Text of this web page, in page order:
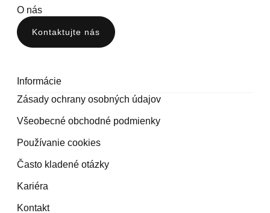
O nás
Kontaktujte nás
Informácie
Zásady ochrany osobných údajov
Všeobecné obchodné podmienky
Používanie cookies
Často kladené otázky
Kariéra
Kontakt